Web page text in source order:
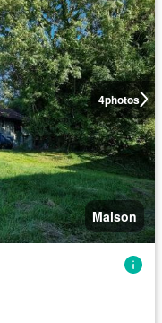
4photos
Maison